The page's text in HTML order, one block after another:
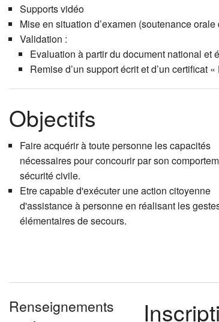
Supports vidéo
Mise en situation d’examen (soutenance
Validation :
Evaluation à partir du document national et
Remise d’un support écrit et d’un certificat
Objectifs
Faire acquérir à toute personne les capacités
nécessaires pour concourir par son
sécurité civile.
Etre capable d'exécuter une action citoyenne
d'assistance à personne en réalisant les
élémentaires de secours.
Renseignements